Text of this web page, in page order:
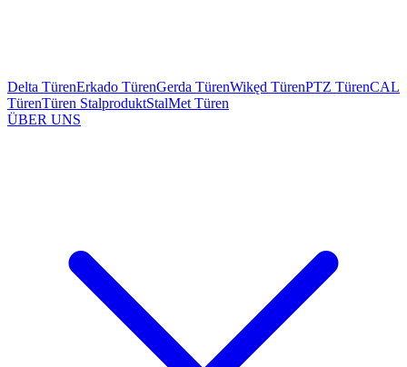
Delta TürenErkado TürenGerda TürenWikęd TürenPTZ TürenCAL
TürenTüren StalproduktStalMet Türen
ÜBER UNS